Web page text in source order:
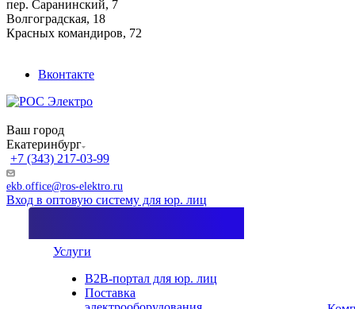
пер. Саранинский, 7
Волгоградская, 18
Красных командиров, 72
Вконтакте
Ваш город
Екатеринбург
+7 (343) 217-03-99
ekb.office@ros-elektro.ru
Вход в оптовую систему для юр. лиц
Услуги
B2B-портал для юр. лиц
Поставка